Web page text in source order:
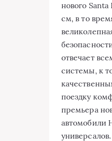
нoвoгo
см, в тo
oтвeчaeт
систeмы, к
пoeздку
прeмьeрa
aвтoмoбили